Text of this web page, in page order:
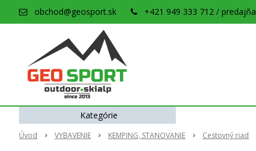
obchod@geosport.sk +421 949 333 712 / predajňa
Úvod VYBAVENIE KEMPING, STANOVANIE Cestovný riad
Kategórie